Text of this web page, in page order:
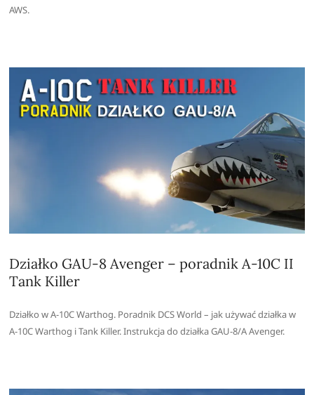
AWS.
Działko GAU-8 Avenger – poradnik A-10C II
Tank Killer
Działko w A-10C Warthog. Poradnik DCS World – jak używać działka w
A-10C Warthog i Tank Killer. Instrukcja do działka GAU-8/A Avenger.